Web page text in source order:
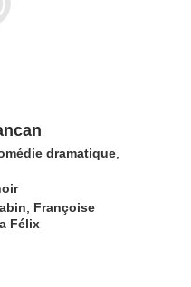
dramatique
Françoise
Félix